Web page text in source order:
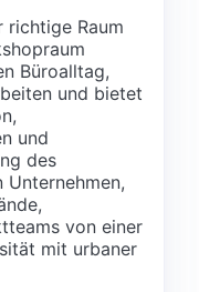
richtige Raum
Büroalltag,
und bietet
und
des
von einer
mit urbaner